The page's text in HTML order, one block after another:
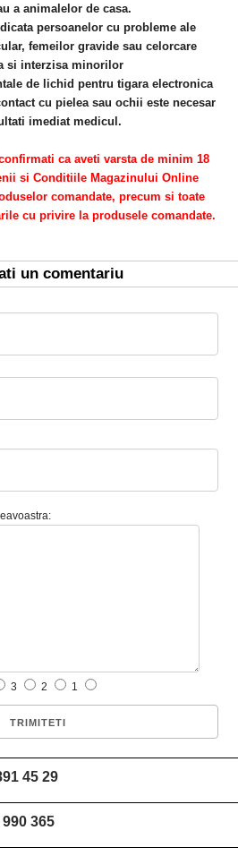
a animalelor de casa.
persoanelor cu probleme ale
femeilor gravide sau celorcare
si interzisa minorilor
de lichid pentru tigara electronica
cu pielea sau ochii este necesar
imediat medicul.
ca aveti varsta de minim 18
si Conditiile Magazinului Online
comandate, precum si toate
cu privire la produsele comandate.
un comentariu
3 2 1
45 29
365